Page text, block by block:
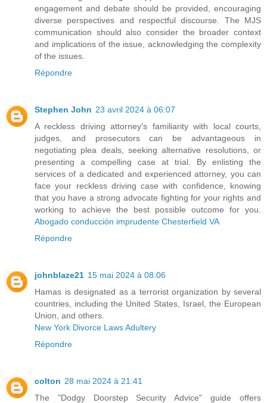
engagement and debate should be provided, encouraging
diverse perspectives and respectful discourse. The MJS
communication should also consider the broader context
and implications of the issue, acknowledging the complexity
of the issues.
Répondre
Stephen John 23 avril 2024 à 06:07
A reckless driving attorney's familiarity with local courts,
judges, and prosecutors can be advantageous in
negotiating plea deals, seeking alternative resolutions, or
presenting a compelling case at trial. By enlisting the
services of a dedicated and experienced attorney, you can
face your reckless driving case with confidence, knowing
that you have a strong advocate fighting for your rights and
working to achieve the best possible outcome for you.
Abogado conducción imprudente Chesterfield VA
Répondre
johnblaze21 15 mai 2024 à 08:06
Hamas is designated as a terrorist organization by several
countries, including the United States, Israel, the European
Union, and others.
New York Divorce Laws Adultery
Répondre
colton 28 mai 2024 à 21:41
The "Dodgy Doorstep Security Advice" guide offers